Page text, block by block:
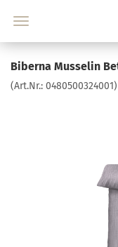
Biberna Musselin
(Art.Nr.: 0480500324001)